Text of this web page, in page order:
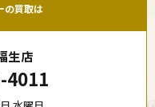
の買取は
生店
4011